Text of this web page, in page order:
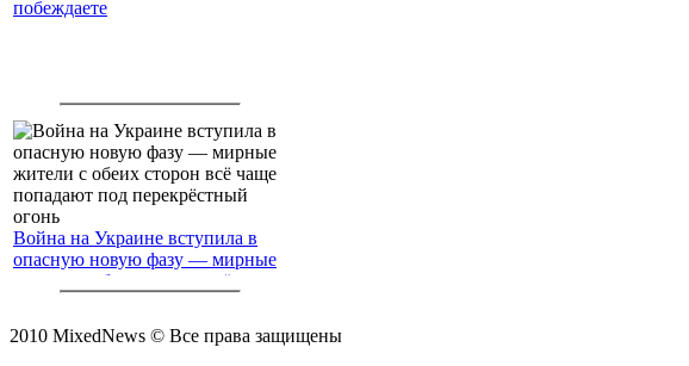
побеждаете
Война на Украине вступила в
опасную новую фазу — мирные
жители с обеих сторон всё чаще
2010 MixedNews © Все права защищены